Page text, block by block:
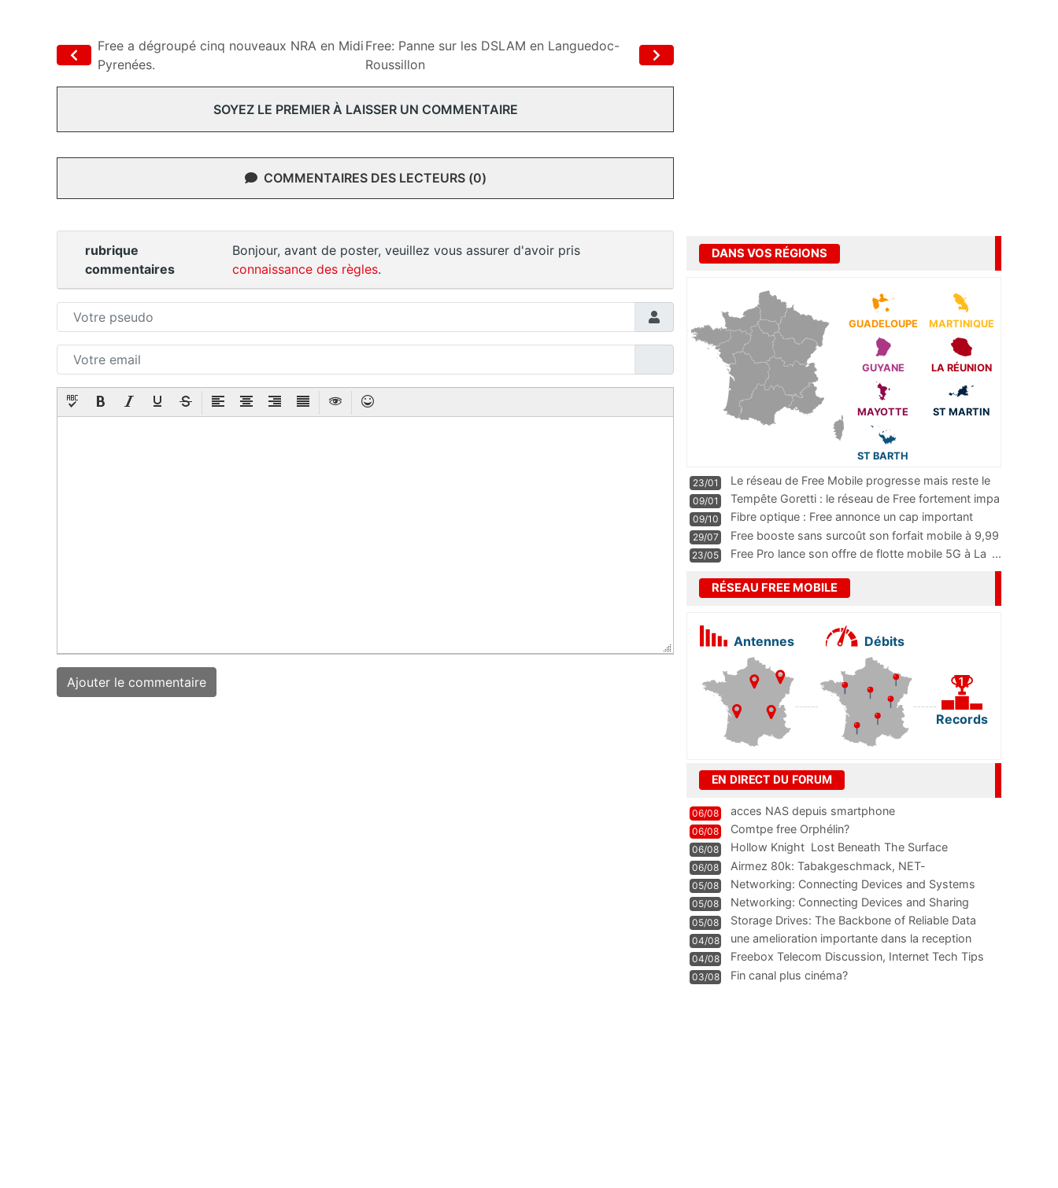
Free a dégroupé cinq nouveaux NRA en Midi
Pyrenées.
Free: Panne sur les DSLAM en Languedoc-
Roussillon
SOYEZ LE PREMIER À LAISSER UN COMMENTAIRE
COMMENTAIRES DES LECTEURS (0)
rubrique
commentaires
Bonjour, avant de poster, veuillez vous assurer d'avoir pris
connaissance des règles.
DANS VOS RÉGIONS
GUADELOUPE MARTINIQUE
GUYANE LA RÉUNION
MAYOTTE ST MARTIN
ST BARTH
23/01
Le réseau de Free Mobile progresse mais reste le
m
...
09/01
Tempête Goretti : le réseau de Free fortement impa
09/10
Fibre optique : Free annonce un cap important
pass
...
29/07
Free booste sans surcoût son forfait mobile à 9,99
23/05 Free Pro lance son offre de flotte mobile 5G à La ...
RÉSEAU FREE MOBILE
Antennes Débits
Records
EN DIRECT DU FORUM
06/08 acces NAS depuis smartphone
06/08 Comtpe free Orphélin?
06/08 Hollow Knight  Lost Beneath The Surface
06/08
Airmez 80k: Tabakgeschmack, NET-
Technologie und Leistung im
05/08 Networking: Connecting Devices and Systems
05/08
Networking: Connecting Devices and Sharing
Information
05/08
Storage Drives: The Backbone of Reliable Data
Management
04/08
une amelioration importante dans la reception
WIFI
04/08
Freebox Telecom Discussion, Internet Tech Tips
Communi
03/08 Fin canal plus cinéma?